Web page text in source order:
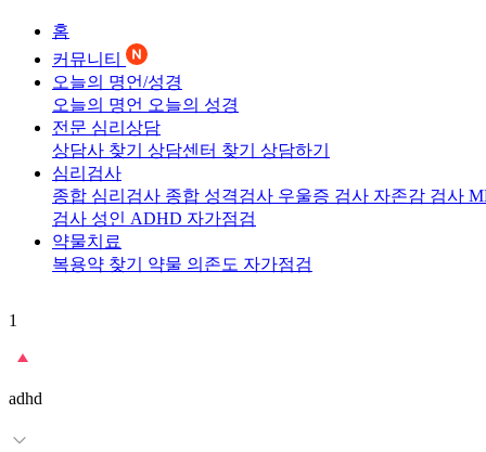
홈
커뮤니티
오늘의 명언/성경
오늘의 명언 오늘의 성경
전문 심리상담
상담사 찾기 상담센터 찾기 상담하기
심리검사
종합 심리검사 종합 성격검사 우울증 검사 자존감 검사
검사 성인 ADHD 자가점검
약물치료
복용약 찾기 약물 의존도 자가점검
1
adhd